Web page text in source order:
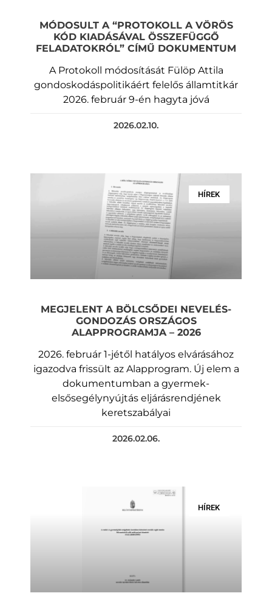
MÓDOSULT A “PROTOKOLL A VÖRÖS
KÓD KIADÁSÁVAL ÖSSZEFÜGGŐ
FELADATOKRÓL” CÍMŰ DOKUMENTUM
A Protokoll módosítását Fülöp Attila
gondoskodáspolitikáért felelős államtitkár
2026. február 9-én hagyta jóvá
2026.02.10.
HÍREK
MEGJELENT A BÖLCSŐDEI NEVELÉS-
GONDOZÁS ORSZÁGOS
ALAPPROGRAMJA – 2026
2026. február 1-jétől hatályos elvárásához
igazodva frissült az Alapprogram. Új elem a
dokumentumban a gyermek-
elsősegélynyújtás eljárásrendjének
keretszabályai
2026.02.06.
HÍREK